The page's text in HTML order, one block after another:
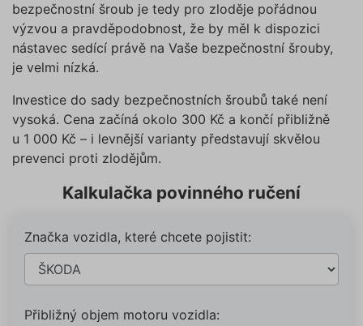
bezpečnostní šroub je tedy pro zloděje pořádnou
výzvou a pravděpodobnost, že by měl k dispozici
nástavec sedící právě na Vaše bezpečnostní šrouby,
je velmi nízká.
Investice do sady bezpečnostních šroubů také není
vysoká. Cena začíná okolo 300 Kč a končí přibližně
u 1 000 Kč – i levnější varianty představují skvělou
prevenci proti zlodějům.
Kalkulačka povinného ručení
Značka vozidla, které chcete pojistit:
Přibližný objem motoru vozidla: